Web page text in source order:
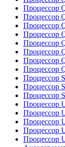
Процессор
Процессор
Процессор
Процессор
Процессор
Процессор
Процессор
Процессор
Процессор
Процессор
Процессор
Процессор
Процессор
Процессор
Процессор
Процессор